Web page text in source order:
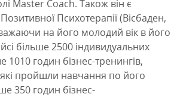
Master Coach. Також він є
Психотерапії (Вісбаден,
на його молодий вік в його
більше 2500 індивидуальних
1010 годин бізнес-тренингів,
пройшли навчання по його
350 годин бізнес-